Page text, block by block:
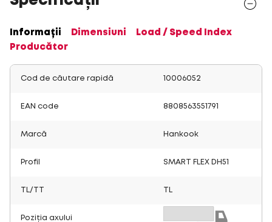
Informații Dimensiuni
Load / Speed Index
Producător
Cod de căutare rapidă 10006052
EAN code 8808563551791
Marcă Hankook
Profil SMART FLEX DH51
TL/TT
Poziția axului